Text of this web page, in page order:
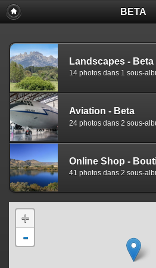
BETA
Landscapes - Beta
14 photos dans 1 sous-
Aviation - Beta
24 photos dans 2 sous-
Online Shop -
41 photos dans 2 sous-
+
-